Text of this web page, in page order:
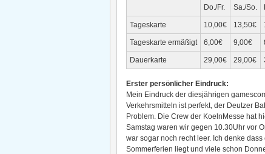
Do./Fr. Sa./So.
Tageskarte 10,00€ 13,50€
Tageskarte ermäßigt 6,00€ 9,00€
Dauerkarte 29,00€ 29,00€
Erster persönlicher Eindruck:
Mein Eindruck der diesjährigen
Verkehrsmitteln ist perfekt, der Deutzer
Problem. Die Crew der KoelnMesse hat
Samstag waren wir gegen 10.30Uhr vor
war sogar noch recht leer. Ich denke
Sommerferien liegt und viele schon